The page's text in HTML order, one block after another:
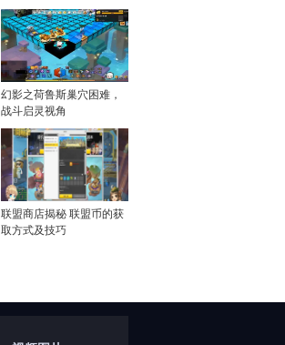
幻影之荷鲁斯巢穴困难，
战斗启灵视角
联盟商店揭秘 联盟币的获
取方式及技巧